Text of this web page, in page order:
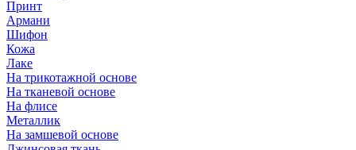
Принт
Армани
Шифон
Кожа
Лаке
На трикотажной основе
На тканевой основе
На флисе
Металлик
На замшевой основе